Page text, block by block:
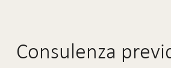
Consulenza